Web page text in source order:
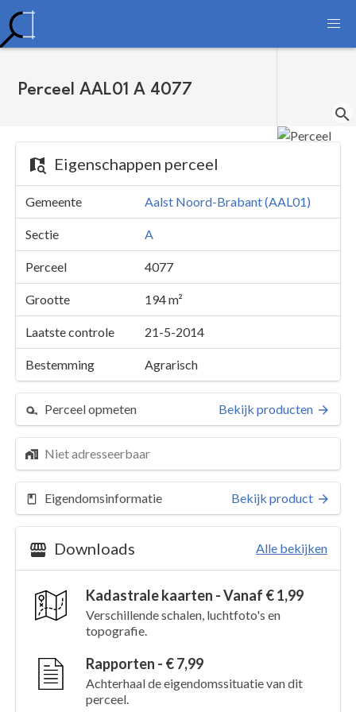
Perceel AAL01 A 4077
Eigenschappen perceel
Gemeente Aalst Noord-Brabant (AAL01)
Sectie A
Perceel 4077
Grootte 194 m²
Laatste controle 21-5-2014
Bestemming Agrarisch
Perceel opmeten Bekijk producten
Niet adresseerbaar
Eigendomsinformatie Bekijk product
Downloads Alle bekijken
Kadastrale kaarten - Vanaf € 1,99
Verschillende schalen, luchtfoto's en
topografie.
Rapporten - € 7,99
Achterhaal de eigendomssituatie van dit
perceel.
Perceel 4077
Kaarten en rapporten